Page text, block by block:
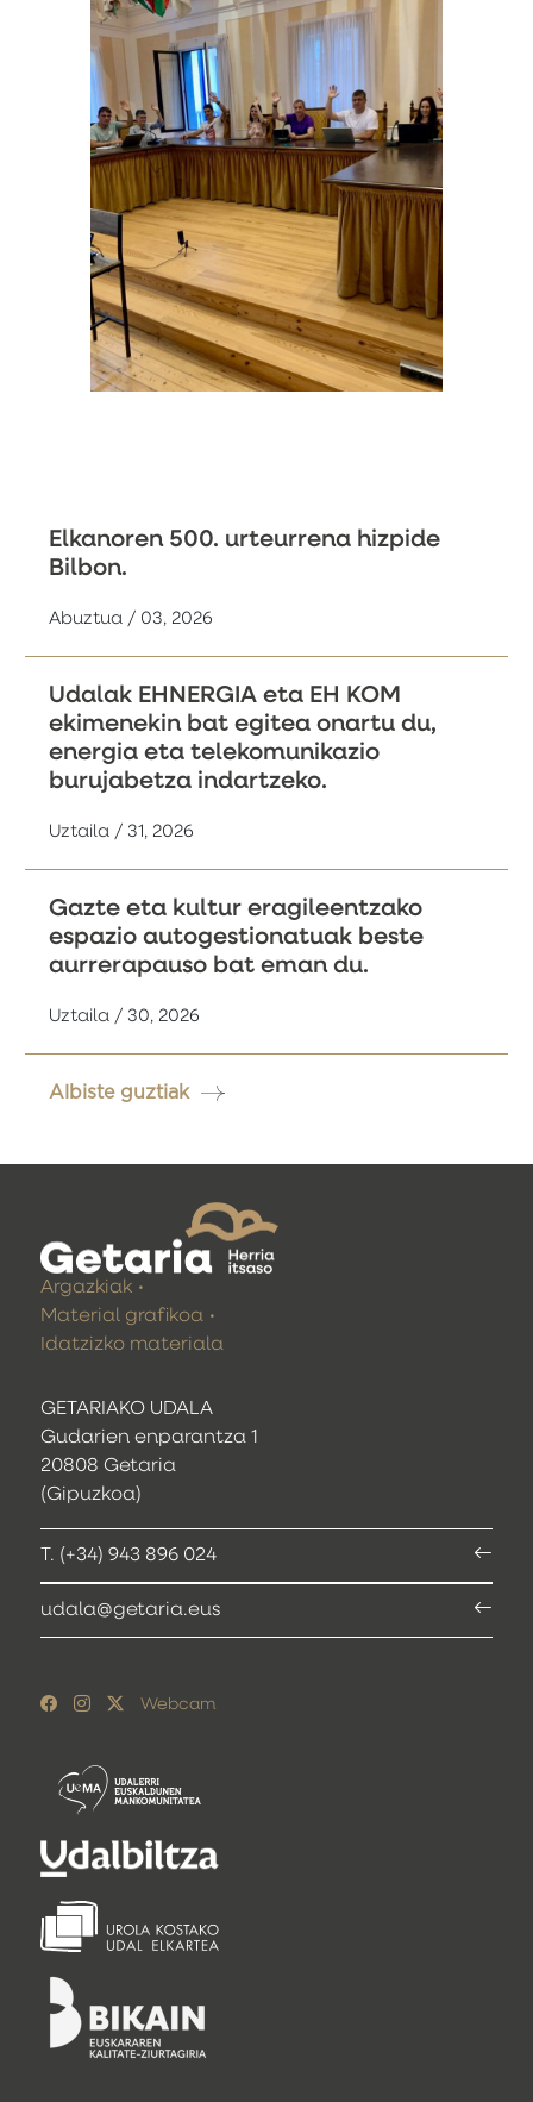
Elkanoren 500. urteurrena hizpide
Bilbon.
Abuztua / 03, 2026
Udalak EHNERGIA eta EH KOM
ekimenekin bat egitea onartu du,
energia eta telekomunikazio
burujabetza indartzeko.
Uztaila / 31, 2026
Gazte eta kultur eragileentzako
espazio autogestionatuak beste
aurrerapauso bat eman du.
Uztaila / 30, 2026
Albiste guztiak
GETARIAKO UDALA
Gudarien enparantza 1
20808 Getaria
(Gipuzkoa)
T. (+34) 943 896 024
udala@getaria.eus
Argazkiak
Material grafikoa
Idatzizko materiala
Webcam